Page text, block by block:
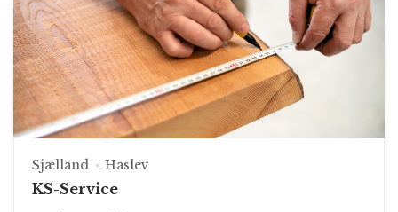
Sjælland Haslev
KS-Service